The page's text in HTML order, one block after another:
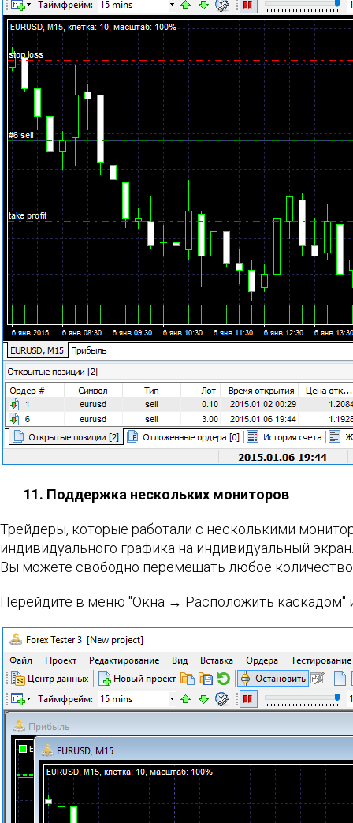
11. Поддержка нескольких мониторов
Трейдеры, которые работали с несколькими
индивидуального графика на индивидуальный
Вы можете свободно перемещать любое
Перейдите в меню "Окна → Расположить каскадом"